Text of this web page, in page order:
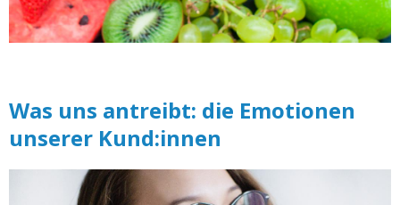
Was uns antreibt: die Emotionen
unserer Kund:innen